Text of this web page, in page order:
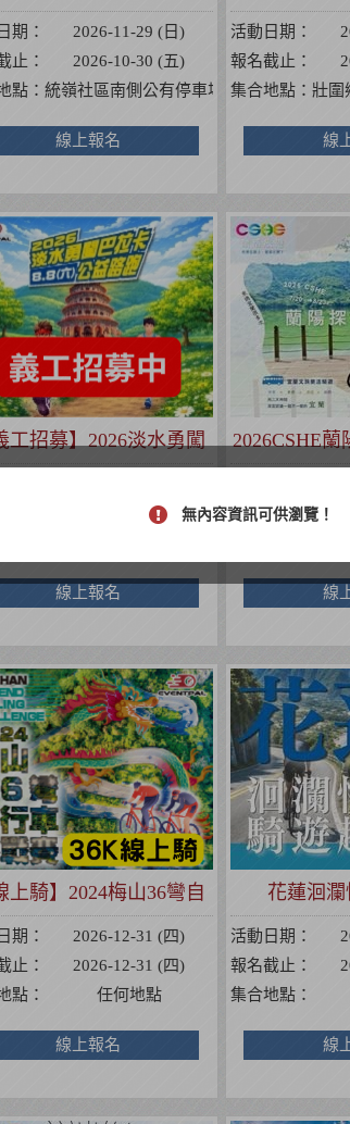
無內容資訊可供瀏覽！
蘭縣壯圍鄉壯濱路三段302號】
球百鐵認證系列賽事)
期：
2026-11-29 (日)
止：
2026-10-30 (五)
點： 統嶺社區南側公有停車場
線上報名
自行
活動日期：
報名截止：
集合地點： 壯圍
線
工招募】2026淡水勇闖
巴拉卡公益路跑
2026-08-07 (五)
線上報名
2026CSHE
報名截止：
線
上騎】2024梅山36彎自
行車挑戰賽
期：
2026-12-31 (四)
止：
2026-12-31 (四)
點：
任何地點
線上報名
花蓮洄
活動日期：
報名截止：
集合地點：
線